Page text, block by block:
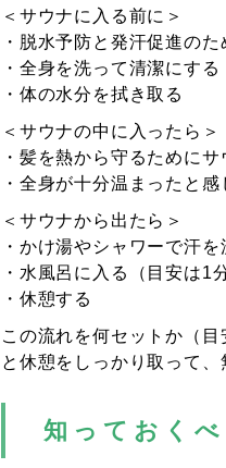
＜サウナに入る前に＞
・脱水予防と発汗促進の
・全身を洗って清潔にする
・体の水分を拭き取る
＜サウナの中に入ったら＞
・髪を熱から守るために
・全身が十分温まったと
＜サウナから出たら＞
・かけ湯やシャワーで汗を
・水風呂に入る（目安は1
・休憩する
この流れを何セットか（
と休憩をしっかり取って、
知っておく